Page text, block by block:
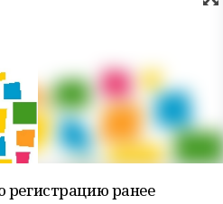
регистрацию ранее